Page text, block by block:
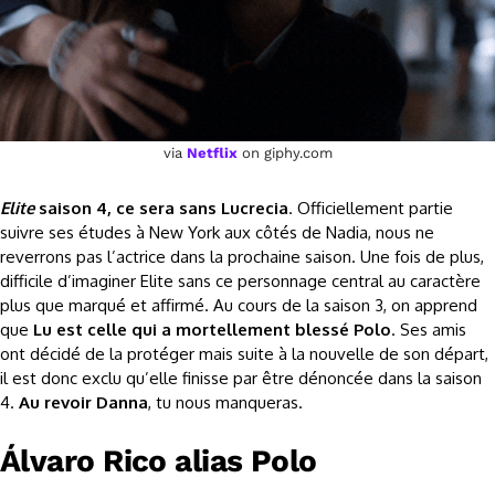
via Netflixon giphy.com
Elitesaison 4, ce sera sans Lucrecia. Officiellement partie
suivre ses études à New York aux côtés de Nadia, nous ne
reverrons pas l’actrice dans la prochaine saison. Une fois de plus,
difficile d’imaginer Elite sans ce personnage central au caractère
plus que marqué et affirmé. Au cours de la saison 3, on apprend
que Lu est celle qui a mortellement blessé Polo. Ses amis
ont décidé de la protéger mais suite à la nouvelle de son départ,
il est donc exclu qu’elle finisse par être dénoncée dans la saison
4. Au revoir Danna, tu nous manqueras.
Álvaro Rico alias Polo